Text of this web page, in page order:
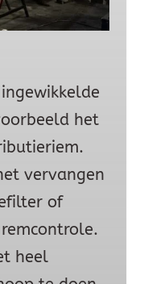
het
vervangen
of
heel